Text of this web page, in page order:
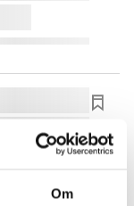
Om
sit amet ...
sit amet ...
sit amet ...
sit amet ...